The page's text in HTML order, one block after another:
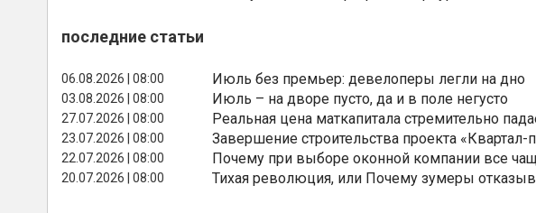
последние статьи
06.08.2026 | 08:00 Июль без премьер: девелоперы легли на дно
03.08.2026 | 08:00 Июль – на дворе пусто, да и в поле негусто
27.07.2026 | 08:00 Реальная цена маткапитала стремительно
23.07.2026 | 08:00 Завершение строительства проекта
22.07.2026 | 08:00 Почему при выборе оконной компании все
20.07.2026 | 08:00 Тихая революция, или Почему зумеры